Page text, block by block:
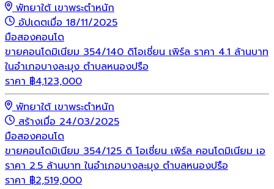
พัทยาใต้ เขาพระตำหนัก
อัปเดตเมื่อ 18/11/2025
มือสองคอนโด
ขายคอนโดมิเนียม 354/140 ดิโอเชี่ยน เพิร์ล ราคา 4.1 ล้านบาท
ในอำเภอบางละมุง ตำบลหนองปรือ
ราคา ฿4,123,000
พัทยาใต้ เขาพระตำหนัก
สร้างเมื่อ 24/03/2025
มือสองคอนโด
ขายคอนโดมิเนียม 354/125 ดิ โอเชี่ยน เพิร์ล คอนโดมิเนียม เอ
ราคา 2.5 ล้านบาท ในอำเภอบางละมุง ตำบลหนองปรือ
ราคา ฿2,519,000